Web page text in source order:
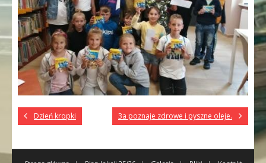
Dzień kropki 3a poznaje zdrowe i pyszne oleje.